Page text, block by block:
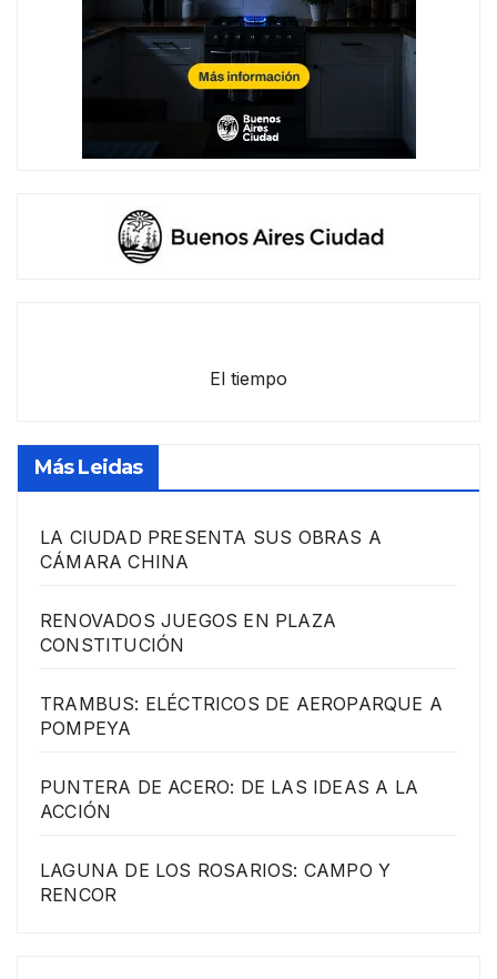
El tiempo
Más Leidas
LA CIUDAD PRESENTA SUS OBRAS A
CÁMARA CHINA
RENOVADOS JUEGOS EN PLAZA
CONSTITUCIÓN
TRAMBUS: ELÉCTRICOS DE AEROPARQUE A
POMPEYA
PUNTERA DE ACERO: DE LAS IDEAS A LA
ACCIÓN
LAGUNA DE LOS ROSARIOS: CAMPO Y
RENCOR